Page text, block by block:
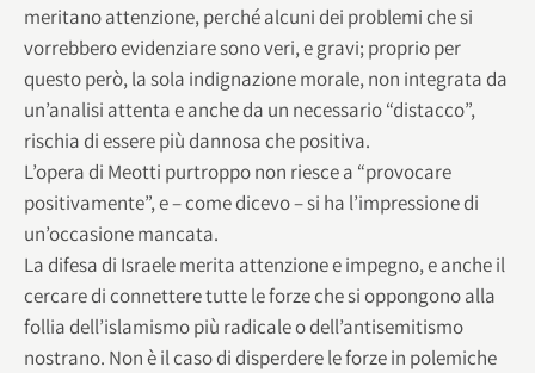
meritano attenzione, perché alcuni dei problemi che si
vorrebbero evidenziare sono veri, e gravi; proprio per
questo però, la sola indignazione morale, non integrata da
un’analisi attenta e anche da un necessario “distacco”,
rischia di essere più dannosa che positiva.
L’opera di Meotti purtroppo non riesce a “provocare
positivamente”, e – come dicevo – si ha l’impressione di
un’occasione mancata.
La difesa di Israele merita attenzione e impegno, e anche il
cercare di connettere tutte le forze che si oppongono alla
follia dell’islamismo più radicale o dell’antisemitismo
nostrano. Non è il caso di disperdere le forze in polemiche